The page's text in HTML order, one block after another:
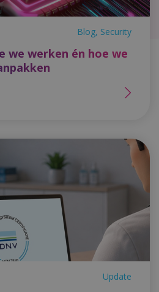
Blog, Security
we werken én hoe we
Update